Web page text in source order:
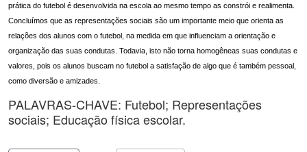
prática do futebol é desenvolvida na escola ao mesmo tempo as constrói e realimenta.
Concluímos que as representações sociais são um importante meio que orienta as
relações dos alunos com o futebol, na medida em que influenciam a orientação e
organização das suas condutas. Todavia, isto não torna homogêneas suas condutas e
valores, pois os alunos buscam no futebol a satisfação de algo que é também pessoal,
como diversão e amizades.
PALAVRAS-CHAVE: Futebol; Representações
sociais; Educação física escolar.